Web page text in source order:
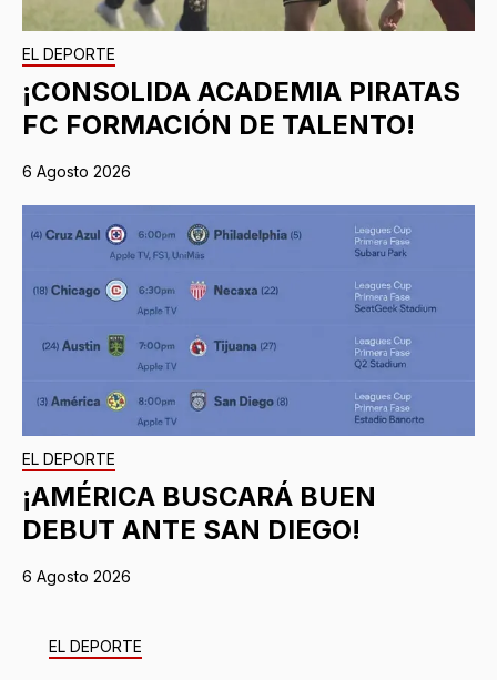
EL DEPORTE
¡CONSOLIDA ACADEMIA PIRATAS
FC FORMACIÓN DE TALENTO!
6 Agosto 2026
EL DEPORTE
¡AMÉRICA BUSCARÁ BUEN
DEBUT ANTE SAN DIEGO!
6 Agosto 2026
EL DEPORTE